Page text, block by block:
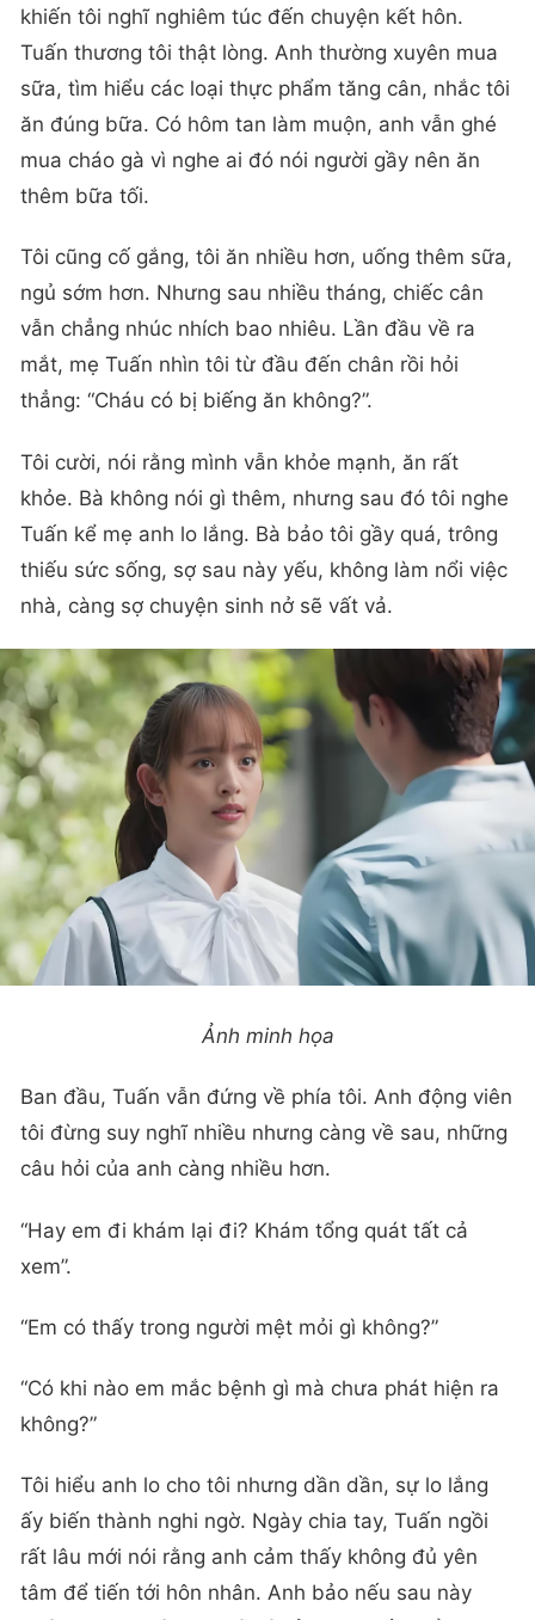
khiến tôi nghĩ nghiêm túc đến chuyện kết hôn.
Tuấn thương tôi thật lòng. Anh thường xuyên mua
sữa, tìm hiểu các loại thực phẩm tăng cân, nhắc tôi
ăn đúng bữa. Có hôm tan làm muộn, anh vẫn ghé
mua cháo gà vì nghe ai đó nói người gầy nên ăn
thêm bữa tối.
Tôi cũng cố gắng, tôi ăn nhiều hơn, uống thêm sữa,
ngủ sớm hơn. Nhưng sau nhiều tháng, chiếc cân
vẫn chẳng nhúc nhích bao nhiêu. Lần đầu về ra
mắt, mẹ Tuấn nhìn tôi từ đầu đến chân rồi hỏi
thẳng: “Cháu có bị biếng ăn không?”.
Tôi cười, nói rằng mình vẫn khỏe mạnh, ăn rất
khỏe. Bà không nói gì thêm, nhưng sau đó tôi nghe
Tuấn kể mẹ anh lo lắng. Bà bảo tôi gầy quá, trông
thiếu sức sống, sợ sau này yếu, không làm nổi việc
nhà, càng sợ chuyện sinh nở sẽ vất vả.
Ảnh minh họa
Ban đầu, Tuấn vẫn đứng về phía tôi. Anh động viên
tôi đừng suy nghĩ nhiều nhưng càng về sau, những
câu hỏi của anh càng nhiều hơn.
“Hay em đi khám lại đi? Khám tổng quát tất cả
xem”.
“Em có thấy trong người mệt mỏi gì không?”
“Có khi nào em mắc bệnh gì mà chưa phát hiện ra
không?”
Tôi hiểu anh lo cho tôi nhưng dần dần, sự lo lắng
ấy biến thành nghi ngờ. Ngày chia tay, Tuấn ngồi
rất lâu mới nói rằng anh cảm thấy không đủ yên
tâm để tiến tới hôn nhân. Anh bảo nếu sau này